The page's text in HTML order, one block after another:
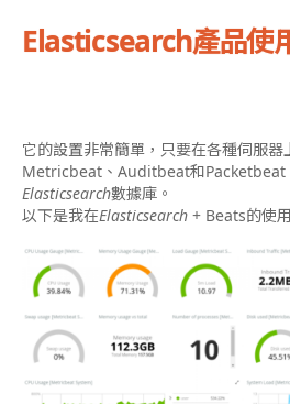
Elasticsearch產品使
它的設置非常簡單，只要在各種伺服器
Metricbeat、Auditbeat和Packetbeat
Elasticsearch數據庫。
以下是我在Elasticsearch + Beats的使